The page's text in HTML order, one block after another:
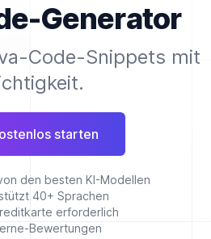
Generator
Code-Snippets mit
starten
den besten KI-Modellen
40+ Sprachen
erforderlich
Bewertungen